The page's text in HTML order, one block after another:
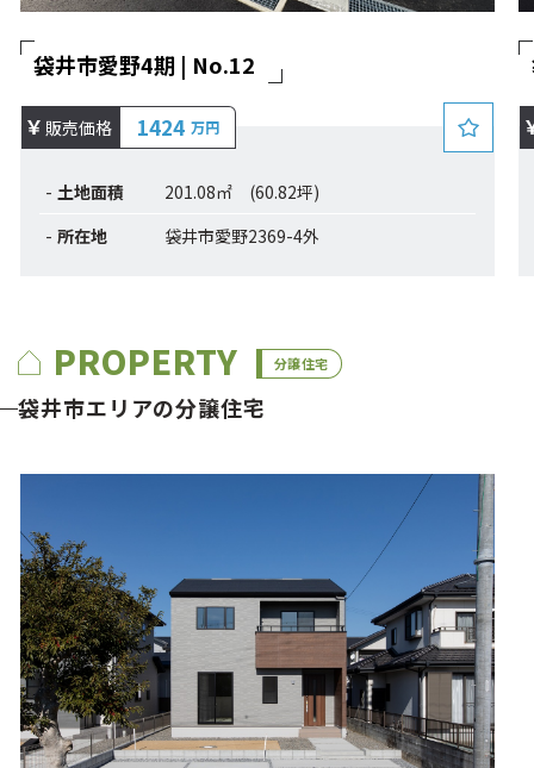
袋井市愛野4期 | No.12
販売価格 1424 万円
土地面積
201.08㎡ (60.82坪)
所在地
袋井市愛野2369-4外
PROPERTY 分譲住宅
袋井市エリアの分譲住宅